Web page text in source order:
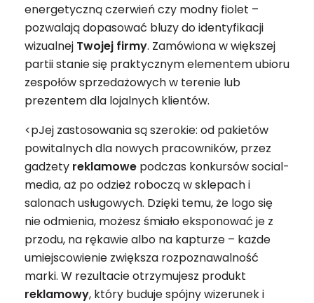
energetyczną czerwień czy modny fiolet –
pozwalają dopasować bluzy do identyfikacji
wizualnej Twojej firmy. Zamówiona w większej
partii stanie się praktycznym elementem ubioru
zespołów sprzedażowych w terenie lub
prezentem dla lojalnych klientów.
<pJej zastosowania są szerokie: od pakietów
powitalnych dla nowych pracowników, przez
gadżety reklamowe podczas konkursów social-
media, aż po odzież roboczą w sklepach i
salonach usługowych. Dzięki temu, że logo się
nie odmienia, możesz śmiało eksponować je z
przodu, na rękawie albo na kapturze – każde
umiejscowienie zwiększa rozpoznawalność
marki. W rezultacie otrzymujesz produkt
reklamowy, który buduje spójny wizerunek i